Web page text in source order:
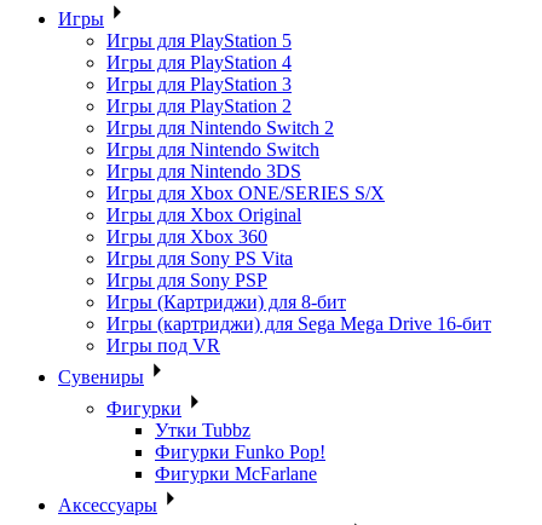
Игры
Игры для PlayStation 5
Игры для PlayStation 4
Игры для PlayStation 3
Игры для PlayStation 2
Игры для Nintendo Switch 2
Игры для Nintendo Switch
Игры для Nintendo 3DS
Игры для Xbox ONE/SERIES S/X
Игры для Xbox Original
Игры для Xbox 360
Игры для Sony PS Vita
Игры для Sony PSP
Игры (Картриджи) для 8-бит
Игры (картриджи) для Sega Mega Drive 16-бит
Игры под VR
Сувениры
Фигурки
Утки Tubbz
Фигурки Funko Pop!
Фигурки McFarlane
Аксессуары